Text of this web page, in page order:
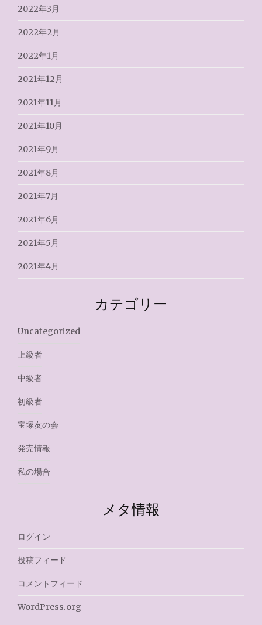
2022年3月
2022年2月
2022年1月
2021年12月
2021年11月
2021年10月
2021年9月
2021年8月
2021年7月
2021年6月
2021年5月
2021年4月
カテゴリー
Uncategorized
上級者
中級者
初級者
宝塚友の会
発売情報
私の場合
メタ情報
ログイン
投稿フィード
コメントフィード
WordPress.org